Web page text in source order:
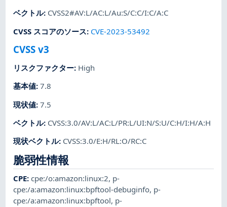
ベクトル: CVSS2#AV:L/AC:L/Au:S/C:C/I:C/A:C
CVSS スコアのソース: CVE-2023-53492
CVSS v3
リスクファクター: High
基本値:7.8
現状値:7.5
ベクトル: CVSS:3.0/AV:L/AC:L/PR:L/UI:N/S:U/C:H/I:H/A:H
現状ベクトル: CVSS:3.0/E:H/RL:O/RC:C
脆弱性情報
CPE:cpe:/o:amazon:linux:2, p-
cpe:/a:amazon:linux:bpftool-debuginfo, p-
cpe:/a:amazon:linux:bpftool, p-